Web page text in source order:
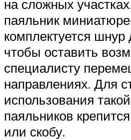
на сложных
паяльник
комплектуется шнур
чтобы оставить
специалисту
направлениях. Для
использования
паяльников
или скобу.